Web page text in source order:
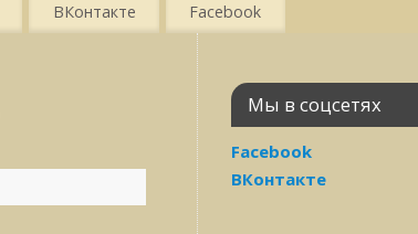
ВКонтакте Facebook
Мы в соцсетях
Facebook
ВКонтакте